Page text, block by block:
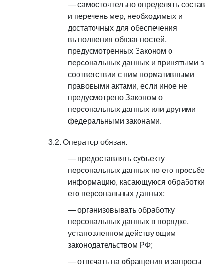
самостоятельно определять состав
и перечень мер, необходимых и
достаточных для обеспечения
выполнения обязанностей,
предусмотренных Законом о
персональных данных и принятыми в
соответствии с ним нормативными
правовыми актами, если иное не
предусмотрено Законом о
персональных данных или другими
федеральными законами.
Оператор обязан:
предоставлять субъекту
персональных данных по его просьбе
информацию, касающуюся обработки
его персональных данных;
организовывать обработку
персональных данных в порядке,
установленном действующим
законодательством РФ;
отвечать на обращения и запросы